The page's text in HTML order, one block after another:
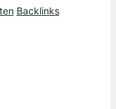
Backlinks